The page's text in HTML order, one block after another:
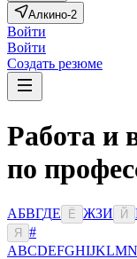
Алкино-2
Войти
Войти
Создать резюме
Работа и
по
АБВГДЕ Ё ЖЗИ Й
Я
#
ABCDEFGHIJKLMN